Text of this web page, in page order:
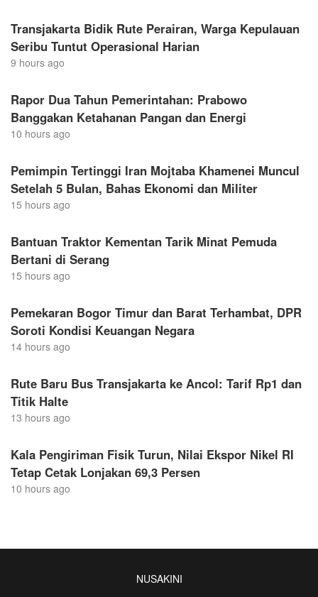
Transjakarta Bidik Rute Perairan, Warga Kepulauan
Seribu Tuntut Operasional Harian
9 hours ago
Rapor Dua Tahun Pemerintahan: Prabowo
Banggakan Ketahanan Pangan dan Energi
10 hours ago
Pemimpin Tertinggi Iran Mojtaba Khamenei Muncul
Setelah 5 Bulan, Bahas Ekonomi dan Militer
15 hours ago
Bantuan Traktor Kementan Tarik Minat Pemuda
Bertani di Serang
15 hours ago
Pemekaran Bogor Timur dan Barat Terhambat, DPR
Soroti Kondisi Keuangan Negara
14 hours ago
Rute Baru Bus Transjakarta ke Ancol: Tarif Rp1 dan
Titik Halte
13 hours ago
Kala Pengiriman Fisik Turun, Nilai Ekspor Nikel RI
Tetap Cetak Lonjakan 69,3 Persen
10 hours ago
NUSAKINI